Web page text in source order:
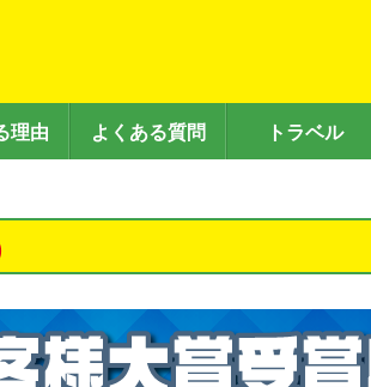
理由 よくある質問 トラベル